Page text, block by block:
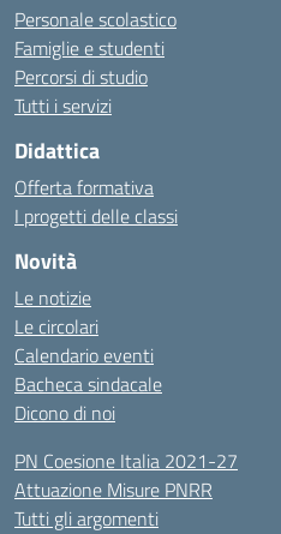
Personale scolastico
Famiglie e studenti
Percorsi di studio
Tutti i servizi
Didattica
Offerta formativa
I progetti delle classi
Novità
Le notizie
Le circolari
Calendario eventi
Bacheca sindacale
Dicono di noi
PN Coesione Italia 2021-27
Attuazione Misure PNRR
Tutti gli argomenti